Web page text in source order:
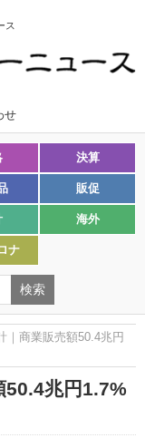
ス
せ
決算
販促
海外
ナ
｜商業販売額50.4兆円
50.4兆円1.7%